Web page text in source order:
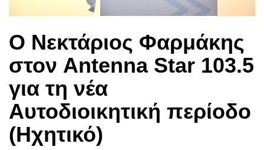
Ο Νεκτάριος Φαρμάκης
στον Antenna Star 103.5
για τη νέα
Αυτοδιοικητική περίοδο
(Ηχητικό)